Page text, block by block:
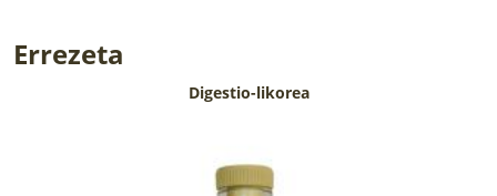
Errezeta
Digestio-likorea